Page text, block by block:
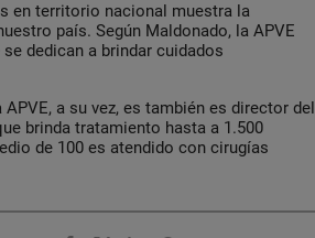
en territorio nacional muestra la
país. Según Maldonado, la APVE
dedican a brindar cuidados
a su vez, es también es director del
brinda tratamiento hasta a 1.500
de 100 es atendido con cirugías